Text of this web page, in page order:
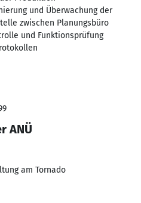
und Überwachung der
zwischen Planungsbüro
und Funktionsprüfung
ANÜ
am Tornado